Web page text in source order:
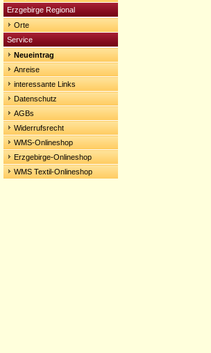
Erzgebirge Regional
Orte
Service
Neueintrag
Anreise
interessante Links
Datenschutz
AGBs
Widerrufsrecht
WMS-Onlineshop
Erzgebirge-Onlineshop
WMS Textil-Onlineshop